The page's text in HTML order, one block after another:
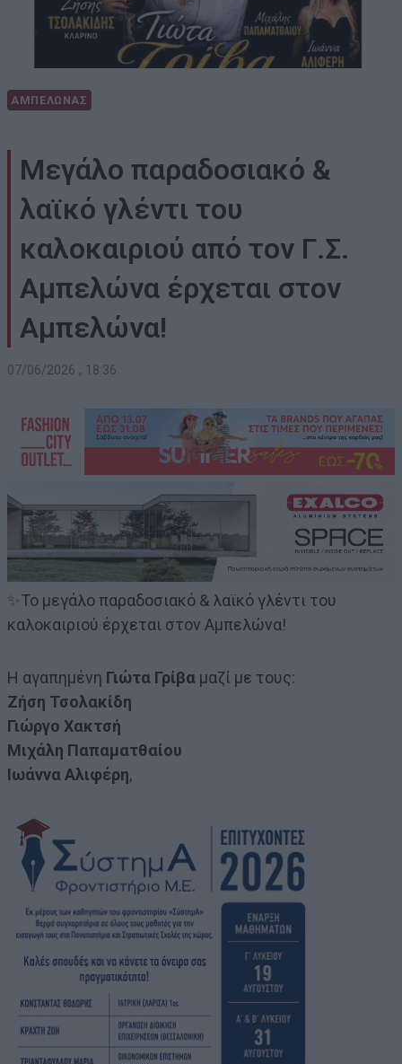
ΑΜΠΕΛΩΝΑΣ
Μεγάλο παραδοσιακό &
λαϊκό γλέντι του
καλοκαιριού από τον Γ.Σ.
Αμπελώνα έρχεται στον
Αμπελώνα!
07/06/2026 , 18:36
✨Το μεγάλο παραδοσιακό & λαϊκό γλέντι του
καλοκαιριού έρχεται στον Αμπελώνα!
Η αγαπημένη Γιώτα Γρίβα μαζί με τους:
Ζήση Τσολακίδη
Γιώργο Χακτσή
Μιχάλη Παπαματθαίου
Ιωάννα Αλιφέρη,